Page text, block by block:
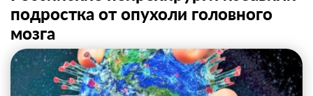
подростка от опухоли головного
мозга